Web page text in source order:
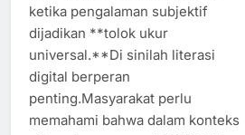
ketika pengalaman subjektif
dijadikan **tolok ukur
universal.**Di sinilah literasi
digital berperan
penting.Masyarakat perlu
memahami bahwa dalam konteks